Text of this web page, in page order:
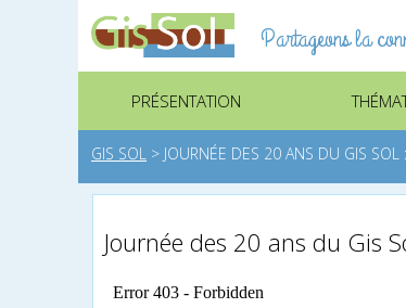
Partageons la
PRÉSENTATION
GIS SOL > JOURNÉE DES 20 ANS DU GIS SOL
Journée des 20 ans du Gis